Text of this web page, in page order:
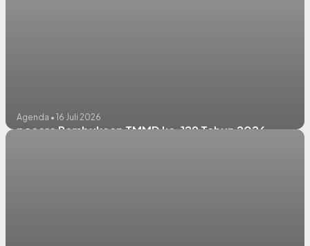
Agenda • 16 Juli 2026
pacara Pembukaan TMMD ke-129 Tahun 2026